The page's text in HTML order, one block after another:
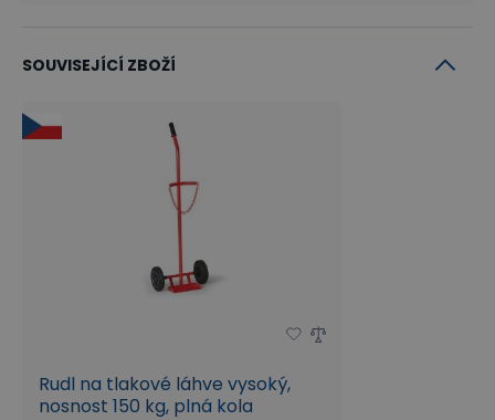
SOUVISEJÍCÍ ZBOŽÍ
Rudl na tlakové láhve vysoký,
nosnost 150 kg, plná kola